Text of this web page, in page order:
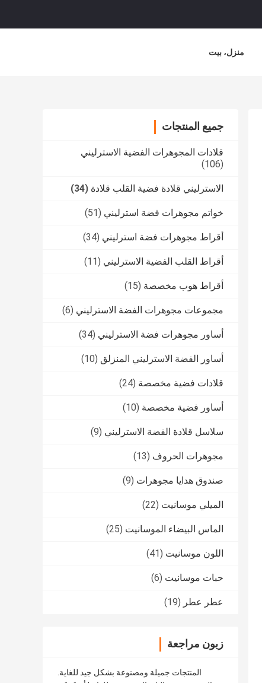
منزل، بيت
جميع المنتجات
قلادات المجوهرات الفضية الاسترليني
(106)
الاسترليني قلادة فضية القلب قلادة (34)
خواتم مجوهرات فضة استرليني (51)
أقراط مجوهرات فضة استرليني (34)
أقراط القلب الفضية الاسترليني (11)
أقراط هوب مخصصة (15)
مجموعات مجوهرات الفضة الاسترليني (6)
أساور مجوهرات فضة الاسترليني (34)
أساور الفضة الاسترليني المنزلق (10)
قلادات فضية مخصصة (24)
أساور فضية مخصصة (10)
سلاسل قلادة الفضة الاسترليني (9)
مجوهرات الحروف (13)
صندوق هدايا مجوهرات (9)
الميلي موسانيت (22)
الماس البيضاء الموسانيت (25)
اللون موسانيت (41)
حبات موسانيت (6)
عطر عطر (19)
زبون مراجعة
المنتجات جميلة ومصنوعة بشكل جيد للغاية.